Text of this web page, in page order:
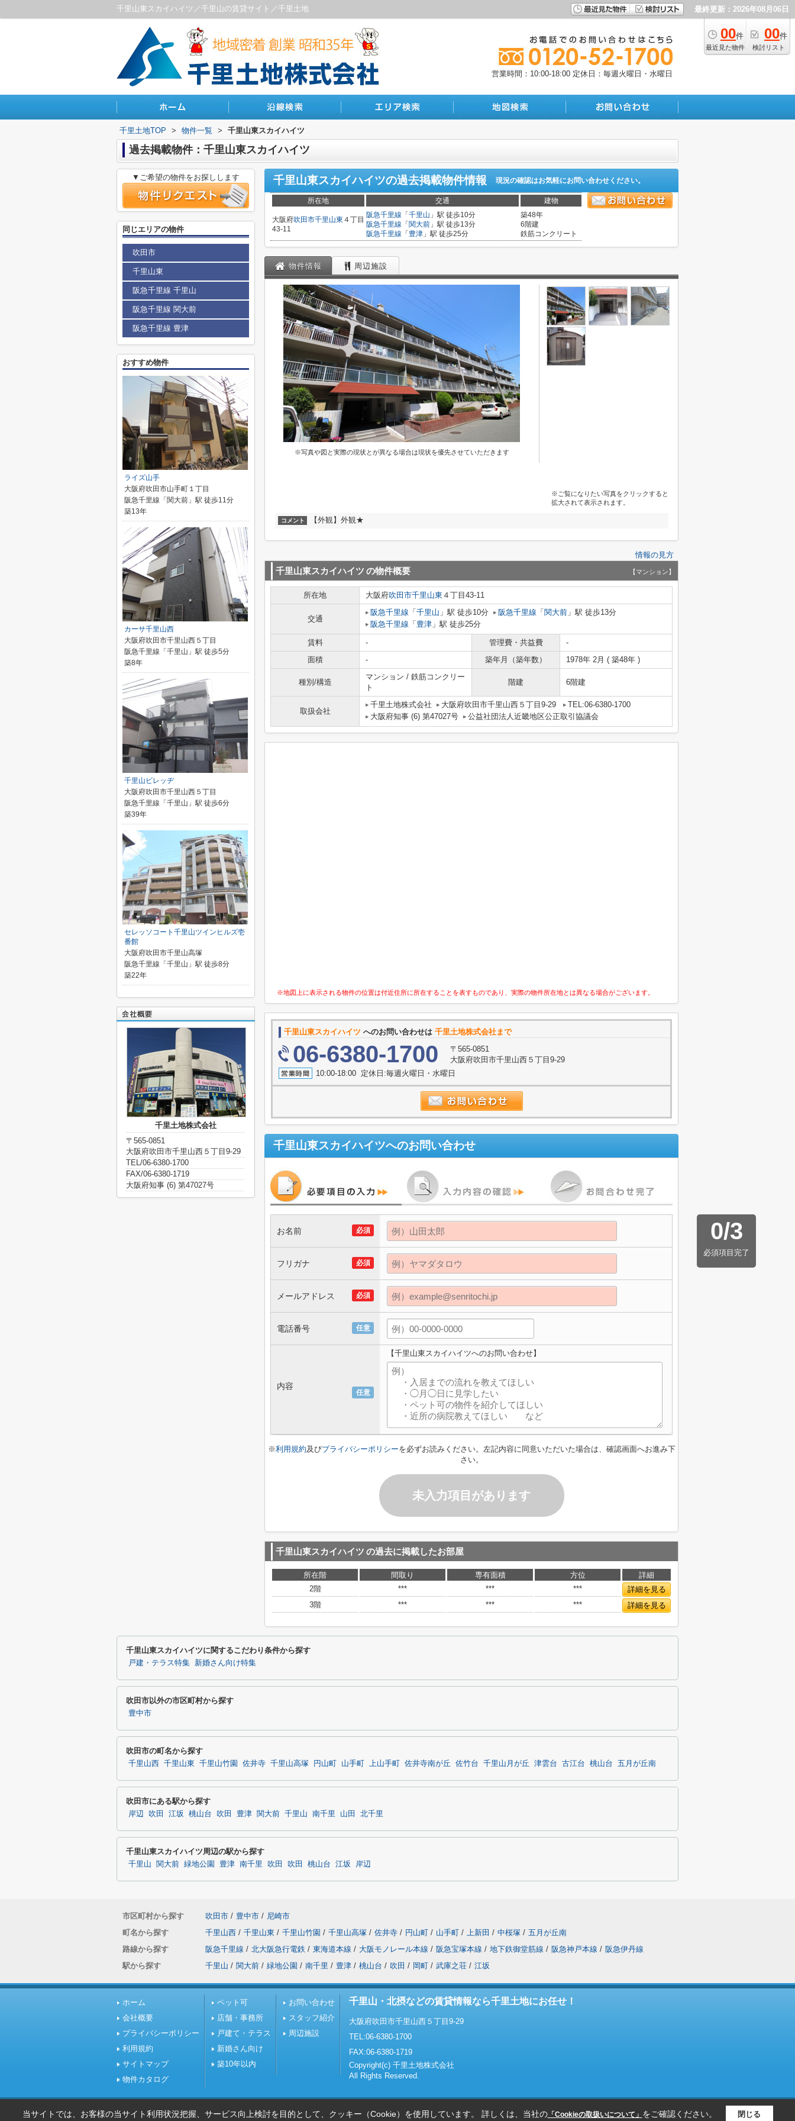
千里山東スカイハイツ／千里山の賃貸サイト／千里土地 最終更新：2026年08月06日
00件
最近見た物件
00件
検討リスト
営業時間：10:00-18:00 定休日：毎週火曜日・水曜日
千里土地TOP > 物件一覧 > 千里山東スカイハイツ
過去掲載物件：千里山東スカイハイツ
千里山東スカイハイツの過去掲載物件情報 現況の確認はお気軽にお問い合わせください。
所在地 交通 建物
大阪府吹田市千里山東 ４丁目
43-11
阪急千里線 「 千里山 」駅 徒歩10分
阪急千里線 「 関大前 」駅 徒歩13分
阪急千里線 「 豊津 」駅 徒歩25分
築48年
6階建
鉄筋コンクリート
物件情報 周辺施設
※写真や図と実際の現状とが異なる場合は現状を優先させていただきます
※ご覧になりたい写真をクリックすると
拡大されて表示されます。
コメント 【外観】外観★
情報の見方
千里山東スカイハイツ の物件概要 【マンション】
所在地 大阪府吹田市千里山東 ４丁目43-11
交通
阪急千里線 「 千里山 」駅 徒歩10分 阪急千里線 「 関大前 」駅 徒歩13分
阪急千里線 「 豊津 」駅 徒歩25分
賃料 - 管理費・共益費
-
面積
- 築年月（築年数） 1978年 2月 ( 築48年 )
種別/構造
マンション / 鉄筋コンクリー
ト
階建 6階建
取扱会社
千里土地株式会社 大阪府吹田市千里山西５丁目9-29
TEL:06-6380-1700
大阪府知事 (6) 第47027号
公益社団法人近畿地区公正取引協議会
※地図上に表示される物件の位置は付近住所に所在することを表すものであり、実際の物件所在地とは異なる場合がございます。
千里山東スカイハイツ へのお問い合わせは 千里土地株式会社まで
06-6380-1700
〒565-0851
大阪府吹田市千里山西５丁目9-29
10:00-18:00 定休日:毎週火曜日・水曜日
千里山東スカイハイツへのお問い合わせ
0/3
必須項目完了
必須
お名前
必須
フリガナ
必須
メールアドレス
任意
電話番号
任意
内容
【千里山東スカイハイツへのお問い合わせ】
※利用規約及びプライバシーポリシーを必ずお読みください。左記内容に同意いただいた場合は、確認画面へお進み下
さい。
未入力項目があります
千里山東スカイハイツ の過去に掲載したお部屋
所在階 間取り 専有面積 方位
詳細
2階
*** *** ***
詳細を見る
3階
*** *** *** 詳細を見る
▼ご希望の物件をお探しします
同じエリアの物件
吹田市
千里山東
阪急千里線 千里山
阪急千里線 関大前
阪急千里線 豊津
おすすめ物件
ライズ山手
大阪府吹田市山手町１丁目
阪急千里線「関大前」駅 徒歩11分
築13年
カーサ千里山西
大阪府吹田市千里山西５丁目
阪急千里線「千里山」駅 徒歩5分
築8年
千里山ビレッヂ
大阪府吹田市千里山西５丁目
阪急千里線「千里山」駅 徒歩6分
築39年
セレッソコート千里山ツインヒルズ壱
番館
大阪府吹田市千里山高塚
阪急千里線「千里山」駅 徒歩8分
築22年
千里土地株式会社
〒565-0851
大阪府吹田市千里山西５丁目9-29
TEL/06-6380-1700
FAX/06-6380-1719
大阪府知事 (6) 第47027号
千里山東スカイハイツに関するこだわり条件から探す
戸建・テラス特集 新婚さん向け特集
吹田市以外の市区町村から探す
豊中市
吹田市の町名から探す
千里山西 千里山東 千里山竹園 佐井寺 千里山高塚 円山町 山手町 上山手町 佐井寺南が丘 佐竹台 千里山月が丘 津雲台 古江台 桃山台 五月が丘南
吹田市にある駅から探す
岸辺 吹田 江坂 桃山台 吹田 豊津 関大前 千里山 南千里 山田 北千里
千里山東スカイハイツ周辺の駅から探す
千里山 関大前 緑地公園 豊津 南千里 吹田 吹田 桃山台 江坂 岸辺
市区町村から探す 吹田市 / 豊中市 / 尼崎市
町名から探す
千里山西 / 千里山東 / 千里山竹園 / 千里山高塚 / 佐井寺 / 円山町 / 山手町 / 上新田 / 中桜塚 / 五月が丘南
路線から探す
阪急千里線 / 北大阪急行電鉄 / 東海道本線 / 大阪モノレール本線 / 阪急宝塚本線 / 地下鉄御堂筋線 / 阪急神戸本線 / 阪急伊丹線
駅から探す
千里山 / 関大前 / 緑地公園 / 南千里 / 豊津 / 桃山台 / 吹田 / 岡町 / 武庫之荘 / 江坂
ホーム
会社概要
プライバシーポリシー
利用規約
サイトマップ
物件カタログ
ペット可
店舗・事務所
戸建て・テラス
新婚さん向け
築10年以内
お問い合わせ
スタッフ紹介
周辺施設
千里山・北摂などの賃貸情報なら千里土地にお任せ！
大阪府吹田市千里山西５丁目9-29
TEL:06-6380-1700
FAX:06-6380-1719
Copyright(c) 千里土地株式会社
All Rights Reserved.
当サイトでは、お客様の当サイト利用状況把握、サービス向上検討を目的として、クッキー（Cookie）を使用しています。 詳しくは、当社の「Cookieの取扱いについて」 をご確認ください。 閉じる